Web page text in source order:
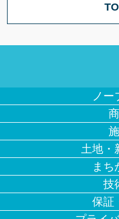
ノー
土地・
まち
技
保証